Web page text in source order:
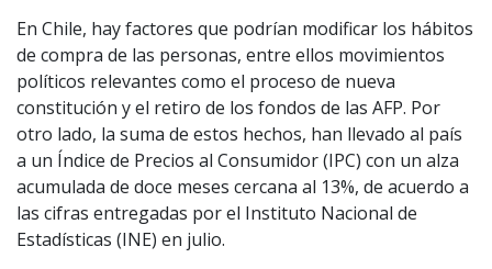
En Chile, hay factores que podrían modificar los hábitos
de compra de las personas, entre ellos movimientos
políticos relevantes como el proceso de nueva
constitución y el retiro de los fondos de las AFP. Por
otro lado, la suma de estos hechos, han llevado al país
a un Índice de Precios al Consumidor (IPC) con un alza
acumulada de doce meses cercana al 13%, de acuerdo a
las cifras entregadas por el Instituto Nacional de
Estadísticas (INE) en julio.